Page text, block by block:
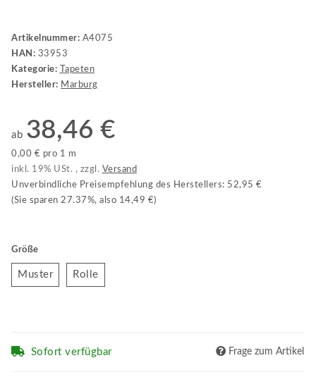
Artikelnummer: A4075
HAN: 33953
Kategorie:
Tapeten
Hersteller: Marburg
ab 38,46 €
0,00 € pro 1 m
inkl. 19% USt. , zzgl. Versand
Unverbindliche Preisempfehlung des Herstellers: 52,95 €
(Sie sparen 27.37%, also 14,49 €)
Größe
MusterMusterRolleRolle
Sofort verfügbar Frage zum Artikel